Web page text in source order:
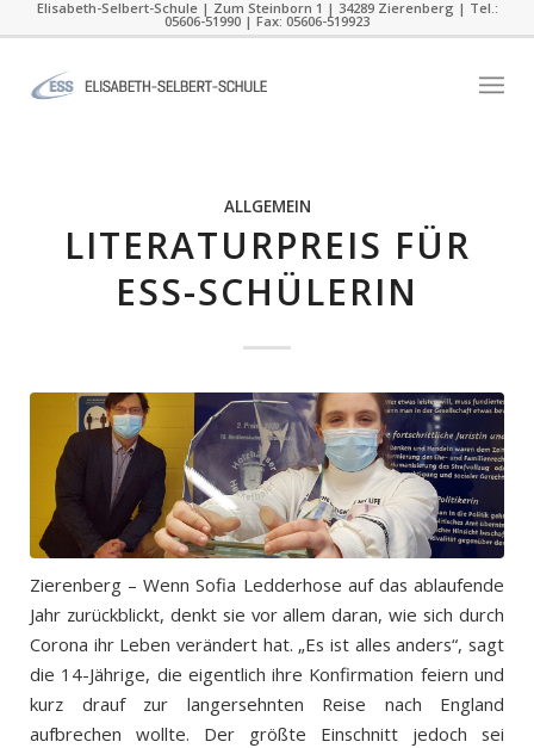
Elisabeth-Selbert-Schule | Zum Steinborn 1 | 34289 Zierenberg | Tel.:
05606-51990 | Fax: 05606-519923
ALLGEMEIN
LITERATURPREIS FÜR
ESS-SCHÜLERIN
Zierenberg – Wenn Sofia Ledderhose auf das ablaufende
Jahr zurückblickt, denkt sie vor allem daran, wie sich durch
Corona ihr Leben verändert hat. „Es ist alles anders“, sagt
die 14-Jährige, die eigentlich ihre Konfirmation feiern und
kurz drauf zur langersehnten Reise nach England
aufbrechen wollte. Der größte Einschnitt jedoch sei